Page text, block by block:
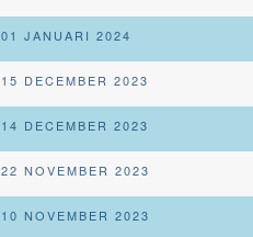
01 JANUARI 2024
15 DECEMBER 2023
14 DECEMBER 2023
22 NOVEMBER 2023
10 NOVEMBER 2023